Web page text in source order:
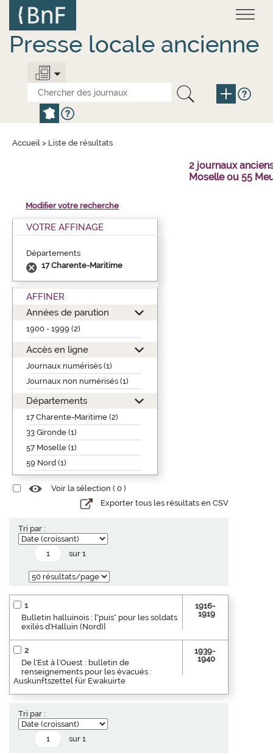
contenu
principal
Presse locale ancienne
Accueil > Liste de résultats
2 journaux
Moselle ou 55
Modifier votre recherche
VOTRE AFFINAGE
Départements
17 Charente-Maritime
AFFINER
Années de parution
1900 - 1999 (2)
Accès en ligne
Journaux numérisés (1)
Journaux non numérisés (1)
Départements
17 Charente-Maritime (2)
33 Gironde (1)
57 Moselle (1)
59 Nord (1)
Voir la sélection ( 0 )
Exporter tous les résultats en CSV
Tri par :
sur 1
1
Bulletin halluinois : ["puis" pour les soldats
exilés d'Halluin (Nord)]
1916-
1919
2
De l'Est à l'Ouest : bulletin de
renseignements pour les évacués :
Auskunftszettel für Ewakuirte
1939-
1940
Tri par :
sur 1
Panneau de gestion des cookies